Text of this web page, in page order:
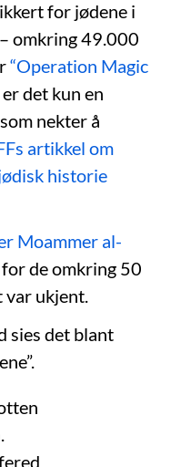
for jødene i
omkring 49.000
“Operation Magic
det kun en
nekter å
artikkel om
historie
Moammer al-
​​de omkring 50
ukjent.
sies det blant